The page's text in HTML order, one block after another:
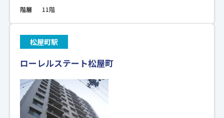
階層
11階
松屋町駅
ローレルステート松屋町